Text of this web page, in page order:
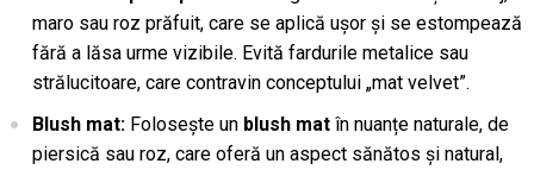
maro sau roz prăfuit, care se aplică ușor și se estompează
fără a lăsa urme vizibile. Evită fardurile metalice sau
strălucitoare, care contravin conceptului „mat velvet”.
Blush mat:Folosește un blush matîn nuanțe naturale, de
piersică sau roz, care oferă un aspect sănătos și natural,